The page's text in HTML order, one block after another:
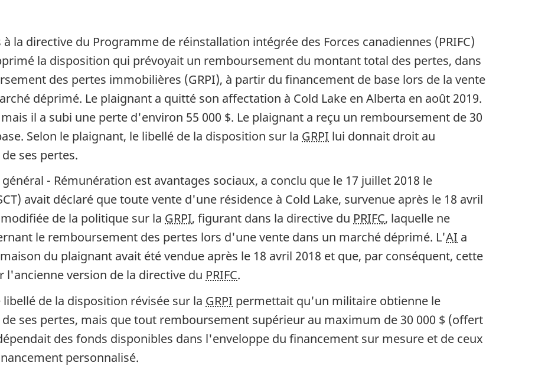
la directive du Programme de réinstallation intégrée des Forces canadiennes (PRIFC)
la disposition qui prévoyait un remboursement du montant total des pertes, dans
des pertes immobilières (GRPI), à partir du financement de base lors de la vente
déprimé. Le plaignant a quitté son affectation à Cold Lake en Alberta en août 2019.
il a subi une perte d'environ 55 000 $. Le plaignant a reçu un remboursement de 30
Selon le plaignant, le libellé de la disposition sur la GRPI lui donnait droit au
ses pertes.
- Rémunération est avantages sociaux, a conclu que le 17 juillet 2018 le
avait déclaré que toute vente d'une résidence à Cold Lake, survenue après le 18 avril
de la politique sur la GRPI, figurant dans la directive du PRIFC, laquelle ne
le remboursement des pertes lors d'une vente dans un marché déprimé. L'AI a
du plaignant avait été vendue après le 18 avril 2018 et que, par conséquent, cette
l'ancienne version de la directive du PRIFC.
de la disposition révisée sur la GRPI permettait qu'un militaire obtienne le
ses pertes, mais que tout remboursement supérieur au maximum de 30 000 $ (offert
des fonds disponibles dans l'enveloppe du financement sur mesure et de ceux
personnalisé.